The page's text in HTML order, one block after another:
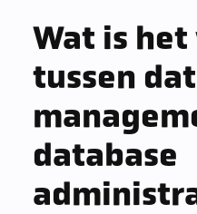
Wat is
tussen
database